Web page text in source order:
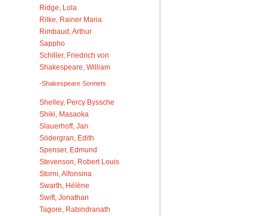
Ridge, Lola
Rilke, Rainer Maria
Rimbaud, Arthur
Sappho
Schiller, Friedrich von
Shakespeare, William
-Shakespeare Sonnets
Shelley, Percy Byssche
Shiki, Masaoka
Slauerhoff, Jan
Södergran, Edith
Spenser, Edmund
Stevenson, Robert Louis
Storni, Alfonsina
Swarth, Hélène
Swift, Jonathan
Tagore, Rabindranath